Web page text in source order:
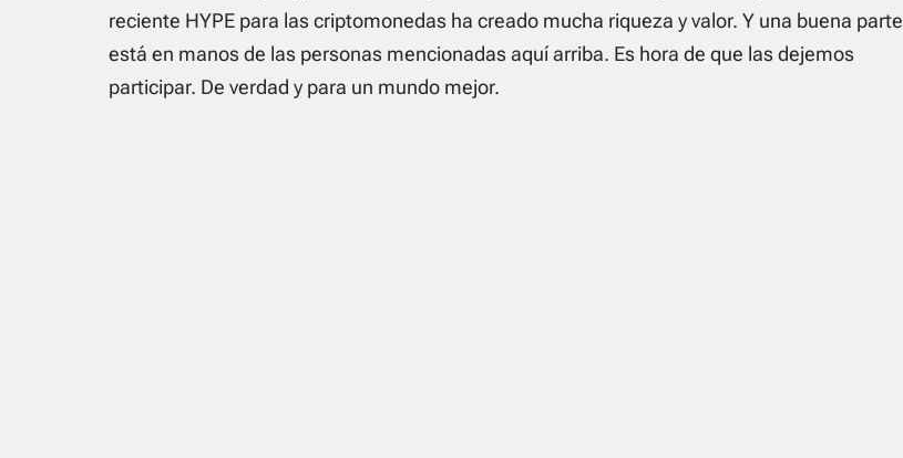
reciente HYPE para las criptomonedas ha creado mucha riqueza y valor. Y una buena parte
está en manos de las personas mencionadas aquí arriba. Es hora de que las dejemos
participar. De verdad y para un mundo mejor.